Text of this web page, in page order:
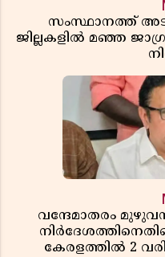
സംസ്ഥാനത്ത്
ജില്ലകളിൽ മഞ്ഞ
വന്ദേമാതരം
കേരളത്തിൽ 2